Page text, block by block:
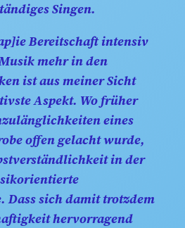
Singen.
Bereitschaft intensiv
mehr in den
ist aus meiner Sicht
Aspekt. Wo früher
eines
offen gelacht wurde,
in der
Dass sich damit trotzdem
hervorragend